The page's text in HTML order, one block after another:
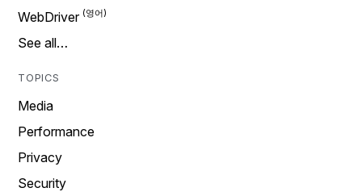
WebDriver
See all…
TOPICS
Media
Performance
Privacy
Security